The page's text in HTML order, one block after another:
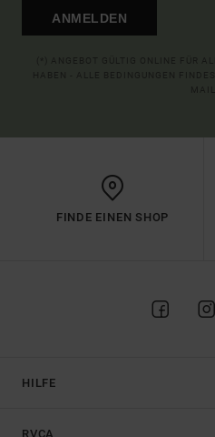
ANMELDEN
FINDE EINEN SHOP
HILFE
RVCA